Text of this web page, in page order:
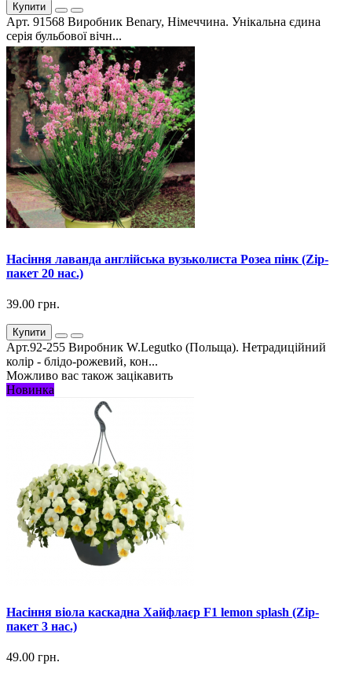
Купити
Арт. 91568 Виробник Benary, Німеччина. Унікальна єдина
серія бульбової вічн...
Насіння лаванда англійська вузьколиста Розеа пінк (Zip-
пакет 20 нас.)
39.00 грн.
Купити
Арт.92-255 Виробник W.Legutko (Польща). Нетрадиційний
колір - блідо-рожевий, кон...
Можливо вас також зацікавить
Новинка
Насіння віола каскадна Хайфлаєр F1 lemon splash (Zip-
пакет 3 нас.)
49.00 грн.